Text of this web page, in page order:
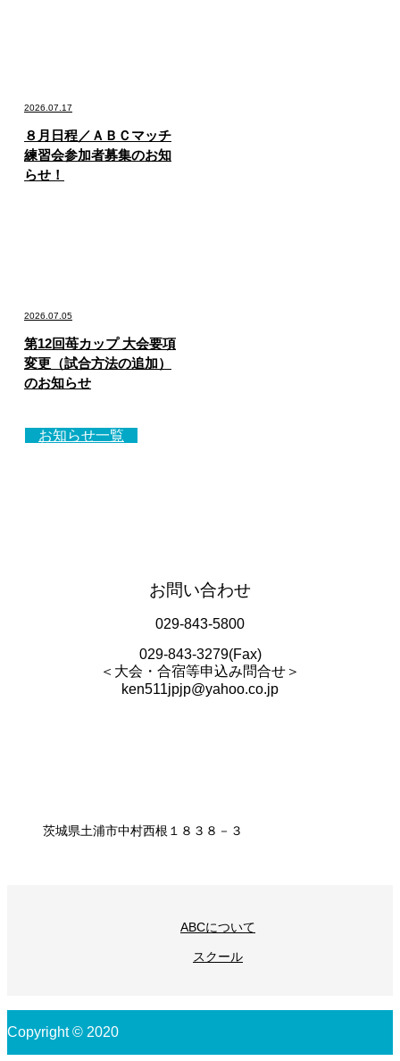
2026.07.17
８月日程／ＡＢＣマッチ
練習会参加者募集のお知
らせ！
2026.07.05
第12回苺カップ 大会要項
変更（試合方法の追加）
のお知らせ
お知らせ一覧
お問い合わせ
029-843-5800
029-843-3279(Fax)
＜大会・合宿等申込み問合せ＞
ken511jpjp@yahoo.co.jp
茨城県土浦市中村西根１８３８－３
ABCについて
スクール
Copyright © 2020